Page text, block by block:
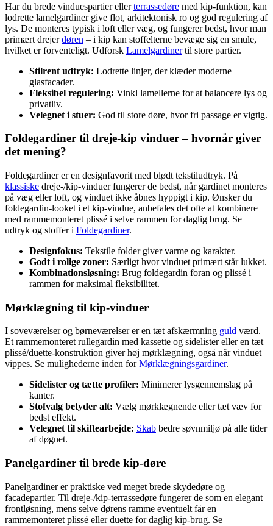
Har du brede vinduespartier ellerterrassedøre med kip-funktion, kan
lodrette lamelgardiner give flot, arkitektonisk ro og god regulering af
lys. De monteres typisk i loft eller væg, og fungerer bedst, hvor man
primært drejerdøren – i kip kan stoffelterne bevæge sig en smule,
hvilket er forventeligt. Udforsk Lamelgardinertil store partier.
Stilrent udtryk: Lodrette linjer, der klæder moderne
glasfacader.
Fleksibel regulering: Vinkl lamellerne for at balancere lys og
privatliv.
Velegnet i stuer: God til store døre, hvor fri passage er vigtig.
Foldegardiner til dreje-kip vinduer – hvornår giver
det mening?
Foldegardiner er en designfavorit med blødt tekstiludtryk. På
klassiske dreje-/kip-vinduer fungerer de bedst, når gardinet monteres
på væg eller loft, og vinduet ikke åbnes hyppigt i kip. Ønsker du
foldegardin-looket i et kip-vindue, anbefales det ofte at kombinere
med rammemonteret plissé i selve rammen for daglig brug. Se
udtryk og stoffer i Foldegardiner.
Designfokus: Tekstile folder giver varme og karakter.
Godt i rolige zoner: Særligt hvor vinduet primært står lukket.
Kombinationsløsning: Brug foldegardin foran og plissé i
rammen for maksimal fleksibilitet.
Mørklægning til kip-vinduer
I soveværelser og børneværelser er en tæt afskærmning guld værd.
Et rammemonteret rullegardin med kassette og sidelister eller en tæt
plissé/duette-konstruktion giver høj mørklægning, også når vinduet
vippes. Se mulighederne inden forMørklægningsgardiner.
Sidelister og tætte profiler: Minimerer lysgennemslag på
kanter.
Stofvalg betyder alt: Vælg mørklægnende eller tæt væv for
bedst effekt.
Velegnet til skiftearbejde: Skab bedre søvnmiljø på alle tider
af døgnet.
Panelgardiner til brede kip-døre
Panelgardiner er praktiske ved meget brede skydedøre og
facadepartier. Til dreje-/kip-terrassedøre fungerer de som en elegant
frontløsning, mens selve dørens ramme eventuelt får en
rammemonteret plissé eller duette for daglig kip-brug. Se